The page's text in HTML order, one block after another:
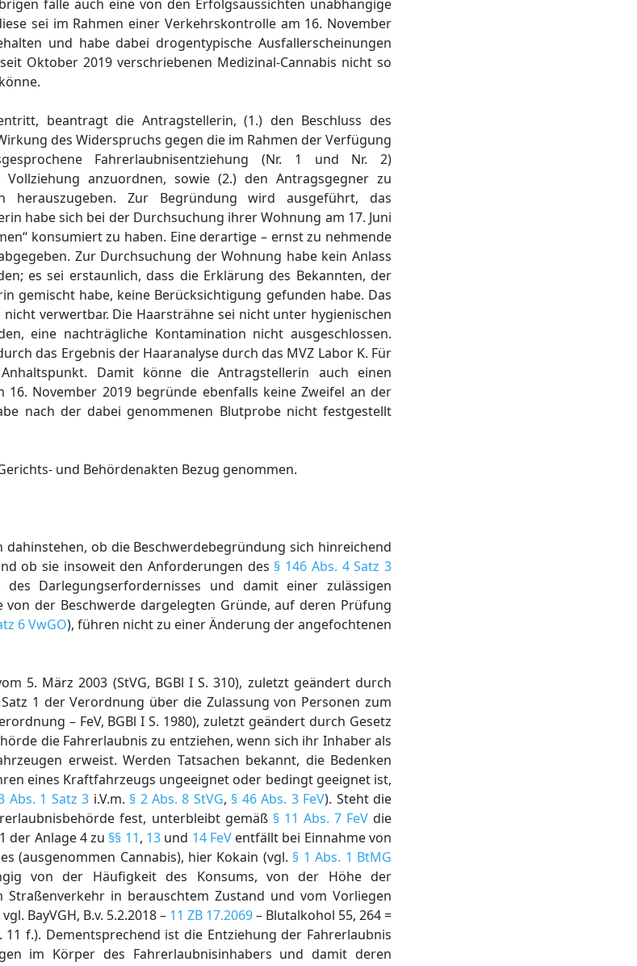
falle auch eine von den Erfolgsaussichten unabhängige
sei im Rahmen einer Verkehrskontrolle am 16. November
und habe dabei drogentypische Ausfallerscheinungen
Oktober 2019 verschriebenen Medizinal-Cannabis nicht so
beantragt die Antragstellerin, (1.) den Beschluss des
des Widerspruchs gegen die im Rahmen der Verfügung
Fahrerlaubnisentziehung (Nr. 1 und Nr. 2)
anzuordnen, sowie (2.) den Antragsgegner zu
herauszugeben. Zur Begründung wird ausgeführt, das
habe sich bei der Durchsuchung ihrer Wohnung am 17. Juni
konsumiert zu haben. Eine derartige – ernst zu nehmende
Zur Durchsuchung der Wohnung habe kein Anlass
es sei erstaunlich, dass die Erklärung des Bekannten, der
gemischt habe, keine Berücksichtigung gefunden habe. Das
verwertbar. Die Haarsträhne sei nicht unter hygienischen
eine nachträgliche Kontamination nicht ausgeschlossen.
das Ergebnis der Haaranalyse durch das MVZ Labor K. Für
Damit könne die Antragstellerin auch einen
November 2019 begründe ebenfalls keine Zweifel an der
nach der dabei genommenen Blutprobe nicht festgestellt
und Behördenakten Bezug genommen.
dahinstehen, ob die Beschwerdebegründung sich hinreichend
ob sie insoweit den Anforderungen des § 146 Abs. 4 Satz 3
Darlegungserfordernisses und damit einer zulässigen
der Beschwerde dargelegten Gründe, auf deren Prüfung
6 VwGO), führen nicht zu einer Änderung der angefochtenen
5. März 2003 (StVG, BGBl I S. 310), zuletzt geändert durch
1 der Verordnung über die Zulassung von Personen zum
– FeV, BGBl I S. 1980), zuletzt geändert durch Gesetz
die Fahrerlaubnis zu entziehen, wenn sich ihr Inhaber als
erweist. Werden Tatsachen bekannt, die Bedenken
eines Kraftfahrzeugs ungeeignet oder bedingt geeignet ist,
Abs. 1 Satz 3 i.V.m. § 2 Abs. 8 StVG, § 46 Abs. 3 FeV). Steht die
fest, unterbleibt gemäß § 11 Abs. 7 FeVdie
der Anlage 4 zu §§ 11, 13 und 14 FeVentfällt bei Einnahme von
(ausgenommen Cannabis), hier Kokain (vgl. § 1 Abs. 1 BtMG
von der Häufigkeit des Konsums, von der Höhe der
in berauschtem Zustand und vom Vorliegen
BayVGH, B.v. 5.2.2018 – 11 ZB 17.2069– Blutalkohol 55, 264 =
f.). Dementsprechend ist die Entziehung der Fahrerlaubnis
im Körper des Fahrerlaubnisinhabers und damit deren